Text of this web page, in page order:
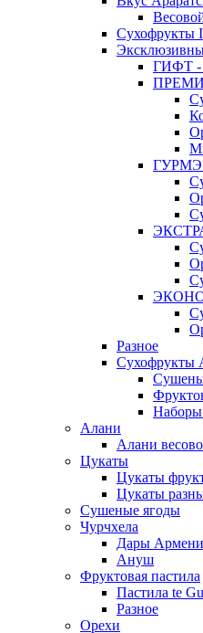
Сухофрукты
ГИФТ -
ГУРМЭ
Разное
Сухофрукты
Наборы
Алани
Алани
Цукаты
Цукаты
Цукаты
Сушеные ягоды
Чурчхела
Дары
Ануш
Фруктовая пастила
Пастила te
Разное
Орехи